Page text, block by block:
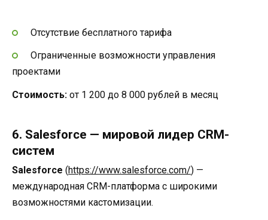
Отсутствие бесплатного тарифа
Ограниченные возможности управления
проектами
Стоимость: от 1 200 до 8 000 рублей в месяц
6. Salesforce — мировой лидер CRM-
систем
Salesforce (https://www.salesforce.com/) —
международная CRM-платформа с широкими
возможностями кастомизации.